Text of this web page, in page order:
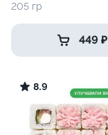
205 гр
449 ₽
8.9